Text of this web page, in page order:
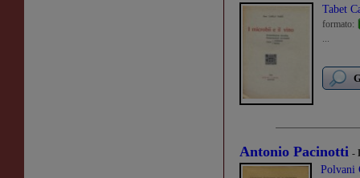
Tabet
formato:
...
Antonio Pacinotti -
Polvani